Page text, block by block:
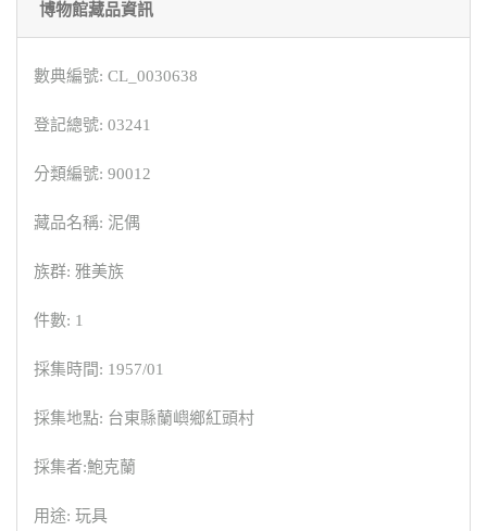
博物館藏品資訊
數典編號: CL_0030638
登記總號: 03241
分類編號: 90012
藏品名稱: 泥偶
族群: 雅美族
件數: 1
採集時間: 1957/01
採集地點: 台東縣蘭嶼鄉紅頭村
採集者:鮑克蘭
用途: 玩具